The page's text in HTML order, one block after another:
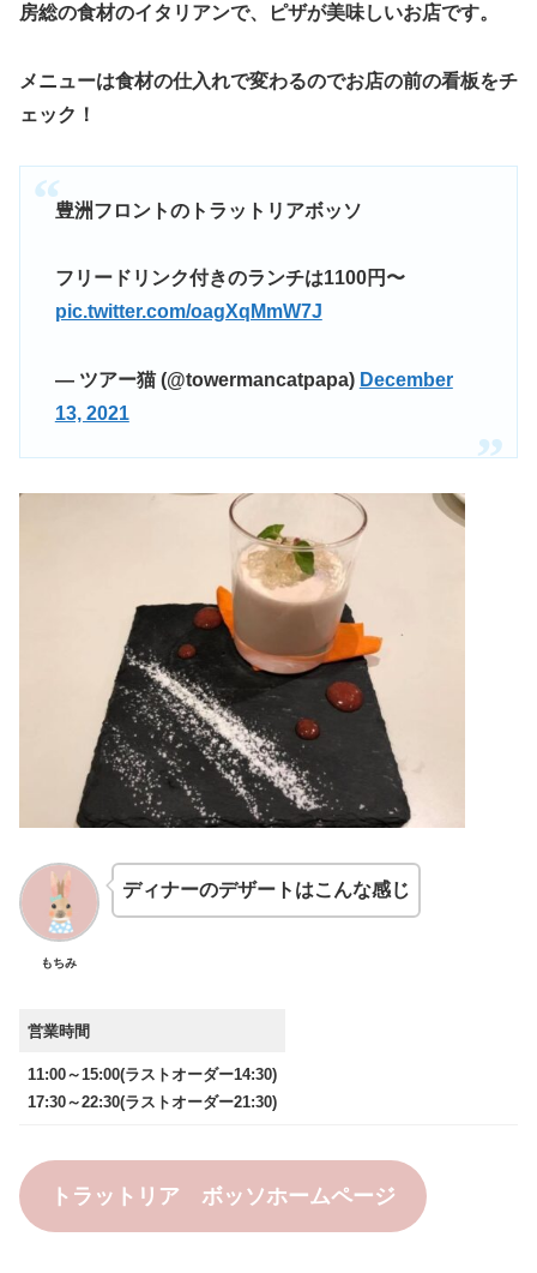
房総の食材のイタリアンで、ピザが美味しいお店です。
メニューは食材の仕入れで変わるのでお店の前の看板をチ
ェック！
豊洲フロントのトラットリアボッソ
フリードリンク付きのランチは1100円〜
pic.twitter.com/oagXqMmW7J
— ツアー猫 (@towermancatpapa) December
13, 2021
もちみ
ディナーのデザートはこんな感じ
営業時間
11:00～15:00(ラストオーダー14:30)
17:30～22:30(ラストオーダー21:30)
トラットリア ボッソホームページ